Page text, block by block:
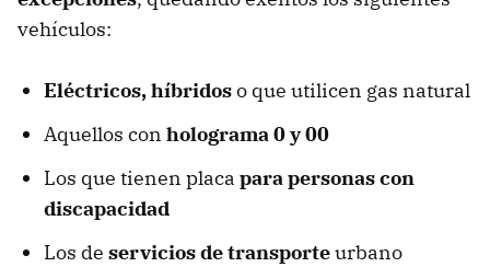
vehículos:
Eléctricos, híbridoso que utilicen gas natural
Aquellos con holograma 0 y 00
Los que tienen placa para personas con
discapacidad
Los de servicios de transporteurbano